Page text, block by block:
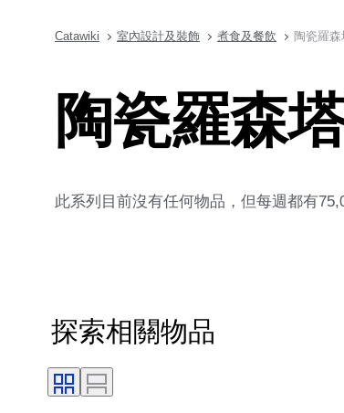
Catawiki 室內設計及裝飾 煮食及餐飲 陶瓷羅
陶瓷羅森
此系列目前沒有任何物品，但每週都有
探索相關物品